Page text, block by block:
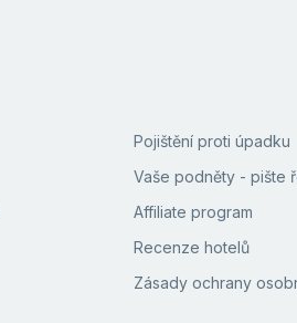
Pojištění proti úpadku
Vaše podněty - pište
Affiliate program
Recenze hotelů
Zásady ochrany